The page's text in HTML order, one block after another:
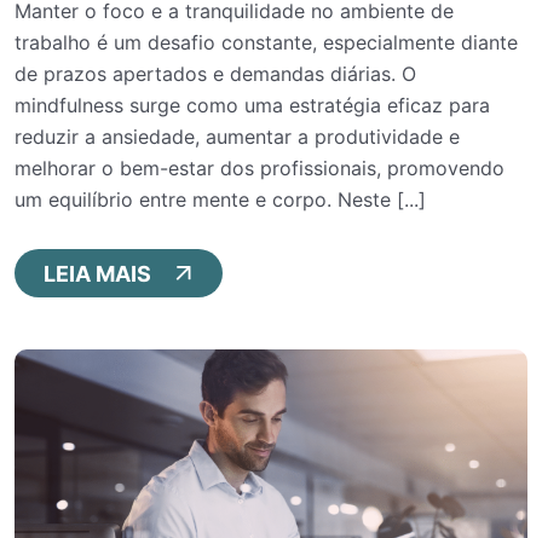
Manter o foco e a tranquilidade no ambiente de
trabalho é um desafio constante, especialmente diante
de prazos apertados e demandas diárias. O
mindfulness surge como uma estratégia eficaz para
reduzir a ansiedade, aumentar a produtividade e
melhorar o bem-estar dos profissionais, promovendo
um equilíbrio entre mente e corpo. Neste [...]
LEIA MAIS